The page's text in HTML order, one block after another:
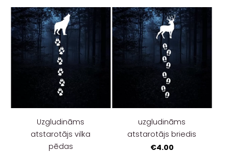
Uzgludināms
atstarotājs vilka
pēdas
uzgludināms
atstarotājs briedis
€4.00